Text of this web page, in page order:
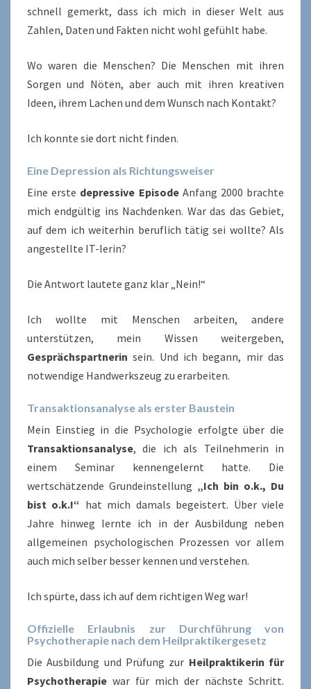
schnell gemerkt, dass ich mich in dieser Welt aus
Zahlen, Daten und Fakten nicht wohl gefühlt habe.
Wo waren die Menschen? Die Menschen mit ihren
Sorgen und Nöten, aber auch mit ihren kreativen
Ideen, ihrem Lachen und dem Wunsch nach Kontakt?
Ich konnte sie dort nicht finden.
Eine Depression als Richtungsweiser
Eine erste depressive EpisodeAnfang 2000 brachte
mich endgültig ins Nachdenken. War das das Gebiet,
auf dem ich weiterhin beruflich tätig sei wollte? Als
angestellte IT-lerin?
Die Antwort lautete ganz klar „Nein!“
Ich wollte mit Menschen arbeiten, andere
unterstützen, mein Wissen weitergeben,
Gesprächspartnerin sein. Und ich begann, mir das
notwendige Handwerkszeug zu erarbeiten.
Transaktionsanalyse als erster Baustein
Mein Einstieg in die Psychologie erfolgte über die
Transaktionsanalyse, die ich als Teilnehmerin in
einem Seminar kennengelernt hatte. Die
wertschätzende Grundeinstellung „Ich bin o.k., Du
bist o.k.!“ hat mich damals begeistert. Über viele
Jahre hinweg lernte ich in der Ausbildung neben
allgemeinen psychologischen Prozessen vor allem
auch mich selber besser kennen und verstehen.
Ich spürte, dass ich auf dem richtigen Weg war!
Offizielle Erlaubnis zur Durchführung von
Psychotherapie nach dem Heilpraktikergesetz
Die Ausbildung und Prüfung zur Heilpraktikerin für
Psychotherapie war für mich der nächste Schritt.